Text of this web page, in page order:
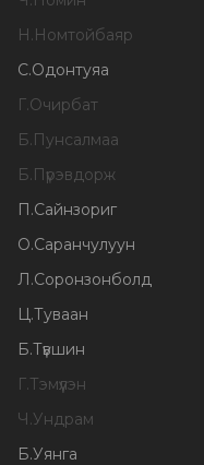
Н.Номтойбаяр
С.Одонтуяа
Г.Очирбат
Б.Пунсалмаа
Б.Пүрэвдорж
П.Сайнзориг
О.Саранчулуун
Л.Соронзонболд
Ц.Туваан
Б.Түвшин
Г.Тэмүүлэн
Ч.Ундрам
Б.Уянга